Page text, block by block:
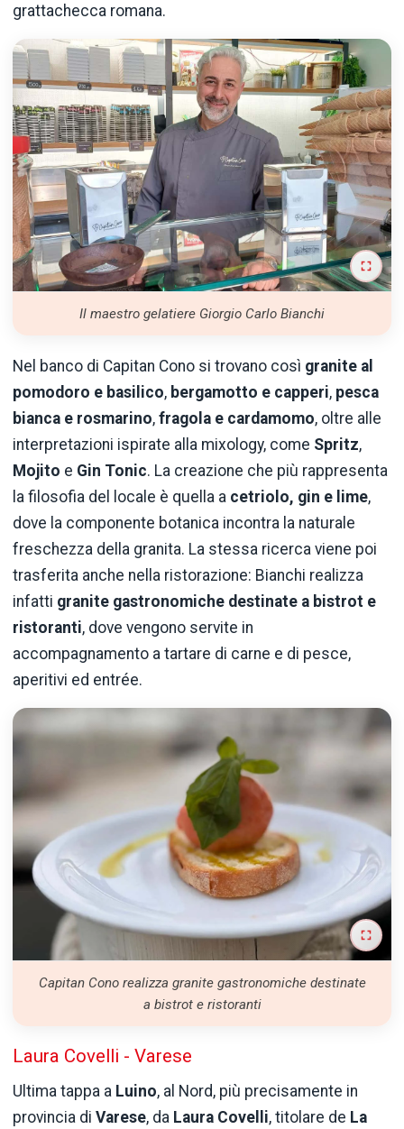
grattachecca romana.
Il maestro gelatiere Giorgio Carlo Bianchi
Nel banco di Capitan Cono si trovano così granite al
pomodoro e basilico, bergamotto e capperi, pesca
bianca e rosmarino, fragola e cardamomo, oltre alle
interpretazioni ispirate alla mixology, come Spritz,
Mojito e Gin Tonic. La creazione che più rappresenta
la filosofia del locale è quella a cetriolo, gin e lime,
dove la componente botanica incontra la naturale
freschezza della granita. La stessa ricerca viene poi
trasferita anche nella ristorazione: Bianchi realizza
infatti granite gastronomiche destinate a bistrot e
ristoranti, dove vengono servite in
accompagnamento a tartare di carne e di pesce,
aperitivi ed entrée.
Capitan Cono realizza granite gastronomiche destinate
a bistrot e ristoranti
Laura Covelli - Varese
Ultima tappa a Luino, al Nord, più precisamente in
provincia di Varese, da Laura Covelli, titolare de La